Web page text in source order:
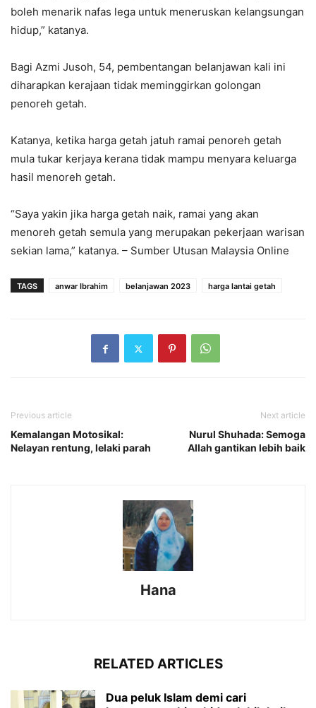
boleh menarik nafas lega untuk meneruskan kelangsungan
hidup,” katanya.
Bagi Azmi Jusoh, 54, pembentangan belanjawan kali ini
diharapkan kerajaan tidak meminggirkan golongan
penoreh getah.
Katanya, ketika harga getah jatuh ramai penoreh getah
mula tukar kerjaya kerana tidak mampu menyara keluarga
hasil menoreh getah.
“Saya yakin jika harga getah naik, ramai yang akan
menoreh getah semula yang merupakan pekerjaan warisan
sekian lama,” katanya. – Sumber Utusan Malaysia Online
TAGS anwar Ibrahim belanjawan 2023 harga lantai getah
Previous article
Kemalangan Motosikal:
Nelayan rentung, lelaki parah
Next article
Nurul Shuhada: Semoga
Allah gantikan lebih baik
Hana
RELATED ARTICLES
Dua peluk Islam demi cari